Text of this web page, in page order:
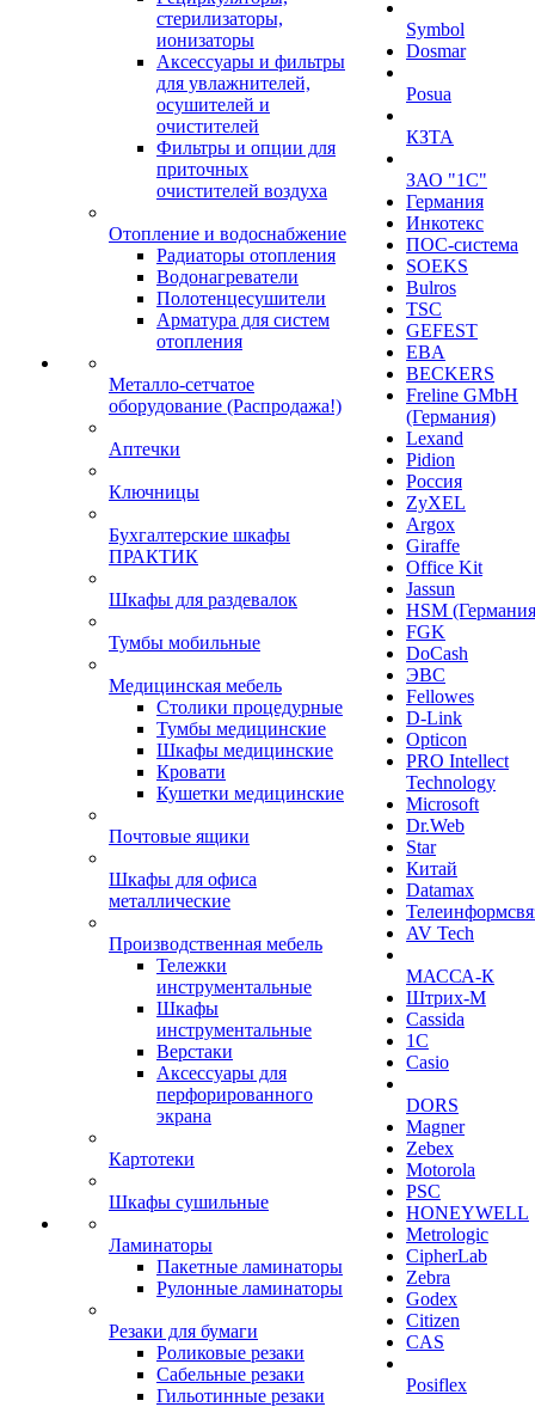
стерилизаторы,
ионизаторы
Аксессуары и фильтры
для увлажнителей,
осушителей и
очистителей
Фильтры и опции для
приточных
очистителей воздуха
Отопление и водоснабжение
Радиаторы отопления
Водонагреватели
Полотенцесушители
Арматура для систем
отопления
Металло-сетчатое
оборудование (Распродажа!)
Аптечки
Ключницы
Бухгалтерские шкафы
ПРАКТИК
Шкафы для раздевалок
Тумбы мобильные
Медицинская мебель
Столики процедурные
Тумбы медицинские
Шкафы медицинские
Кровати
Кушетки медицинские
Почтовые ящики
Шкафы для офиса
металлические
Производственная мебель
Тележки
инструментальные
Шкафы
инструментальные
Верстаки
Аксессуары для
перфорированного
экрана
Картотеки
Шкафы сушильные
Ламинаторы
Пакетные ламинаторы
Рулонные ламинаторы
Резаки для бумаги
Роликовые резаки
Сабельные резаки
Гильотинные резаки
Symbol
Dosmar
Posua
КЗТА
ЗАО "1С"
Германия
Инкотекс
ПОС-система
SOEKS
Bulros
TSC
GEFEST
EBA
BECKERS
Freline GMbH
(Германия)
Lexand
Pidion
Россия
ZyXEL
Argox
Giraffe
Office Kit
Jassun
HSM
FGK
DoCash
ЭВС
Fellowes
D-Link
Opticon
PRO Intellect
Technology
Microsoft
Dr.Web
Star
Китай
Datamax
AV Tech
МАССА-К
Штрих-М
Cassida
1С
Casio
DORS
Magner
Zebex
Motorola
PSC
HONEYWELL
Metrologic
CipherLab
Zebra
Godex
Citizen
CAS
Posiflex